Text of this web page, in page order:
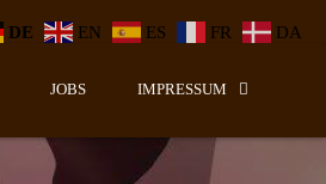
JOBS IMPRESSUM
DE EN ES FR DA